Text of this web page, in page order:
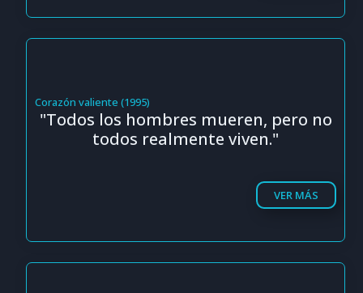
Corazón valiente (1995)
"Todos los hombres mueren, pero no
todos realmente viven."
VER MÁS